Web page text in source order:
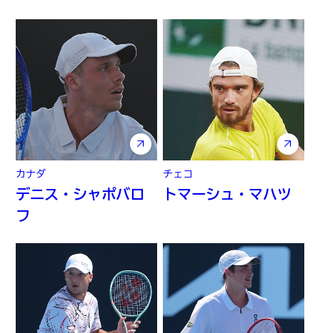
カナダ
デニス・シャポバロ
フ
チェコ
トマーシュ・マハツ